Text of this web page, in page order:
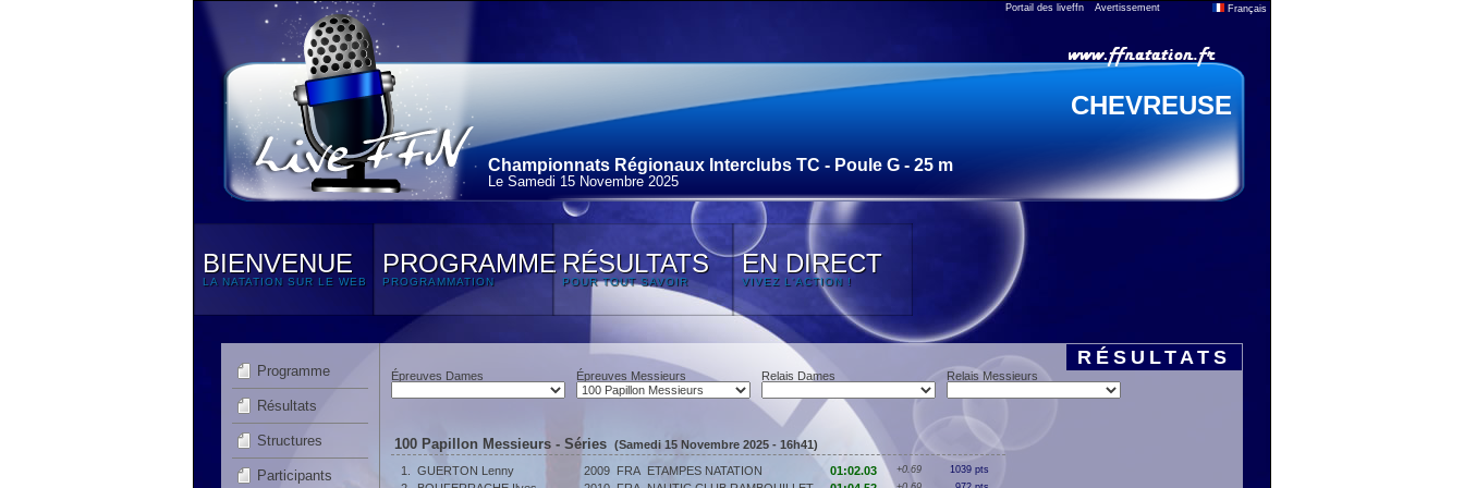
Portail des liveffn Avertissement Français
CHEVREUSE
Championnats Régionaux Interclubs TC - Poule G - 25 m
Le Samedi 15 Novembre 2025
BIENVENUE
LA NATATION SUR LE WEB
PROGRAMME
PROGRAMMATION
RÉSULTATS
POUR TOUT SAVOIR
EN DIRECT
VIVEZ L'ACTION !
Programme
Résultats
Structures
Participants
RÉSULTATS
Épreuves Dames Épreuves Messieurs Relais Dames Relais Messieurs
100 Papillon Messieurs - Séries (Samedi 15 Novembre 2025 - 16h41)
1.
GUERTON Lenny 2009 FRA ETAMPES NATATION 01:02.03 +0.69 1039 pts